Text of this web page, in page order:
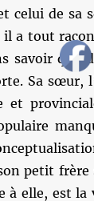
celui de sa
a tout
savoir
Sa sœur,
et
petit
à elle, est la